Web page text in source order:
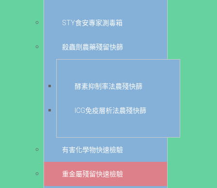
STY食安專家測毒箱
殺蟲劑農藥殘留快篩
酵素抑制率法農殘快篩
ICG免疫層析法農殘快篩
有害化學物快速檢驗
重金屬殘留快速檢驗